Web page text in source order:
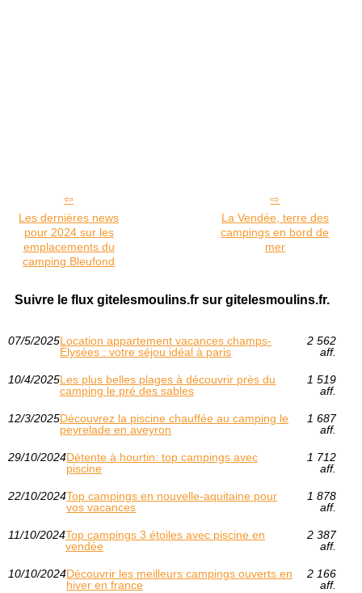
Les dernières news
pour 2024 sur les
emplacements du
camping Bleufond
La Vendée, terre des
campings en bord de
mer
Suivre le flux gitelesmoulins.fr sur gitelesmoulins.fr.
07/5/2025Location appartement vacances champs-
Élysées : votre séjou idéal à paris
2 562
aff.
10/4/2025Les plus belles plages à découvrir près du
camping le pré des sables
1 519
aff.
12/3/2025Découvrez la piscine chauffée au camping le
peyrelade en aveyron
1 687
aff.
29/10/2024Détente à hourtin: top campings avec
piscine
1 712
aff.
22/10/2024Top campings en nouvelle-aquitaine pour
vos vacances
1 878
aff.
11/10/2024Top campings 3 étoiles avec piscine en
vendée
2 387
aff.
10/10/2024Découvrir les meilleurs campings ouverts en
hiver en france
2 166
aff.